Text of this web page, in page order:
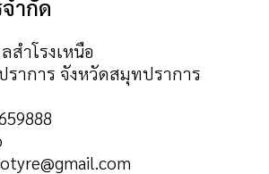
ำกัด
สำโรงเหนือ
ราการ จังหวัดสมุทปราการ